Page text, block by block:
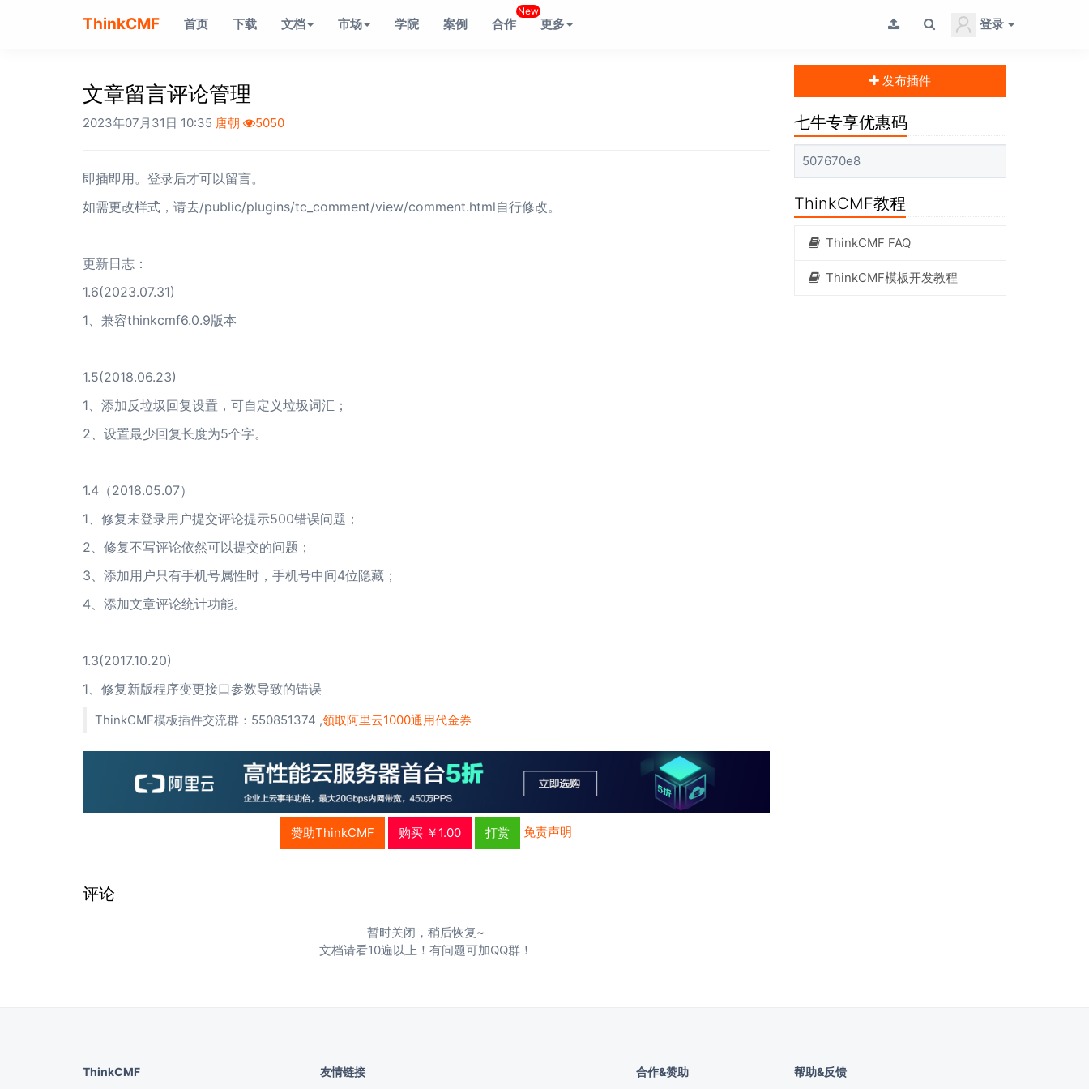
ThinkCMF 首页 下载 文档 市场 学院 案例 合作
New
更多 登录
文章留言评论管理
2023年07月31日 10:35 唐朝 5050
即插即用。登录后才可以留言。
如需更改样式，请去/public/plugins/tc_comment/view/comment.html自行修改。
更新日志：
1.6(2023.07.31)
1、兼容thinkcmf6.0.9版本
1.5(2018.06.23)
1、添加反垃圾回复设置，可自定义垃圾词汇；
2、设置最少回复长度为5个字。
1.4（2018.05.07）
1、修复未登录用户提交评论提示500错误问题；
2、修复不写评论依然可以提交的问题；
3、添加用户只有手机号属性时，手机号中间4位隐藏；
4、添加文章评论统计功能。
1.3(2017.10.20)
1、修复新版程序变更接口参数导致的错误
ThinkCMF模板插件交流群：550851374 ,领取阿里云1000通用代金券
赞助ThinkCMF 购买 ￥1.00 打赏 免责声明
评论
暂时关闭，稍后恢复~
文档请看10遍以上！有问题可加QQ群！
发布插件
七牛专享优惠码
507670e8
ThinkCMF教程
ThinkCMF FAQ
ThinkCMF模板开发教程
ThinkCMF 友情链接 合作&赞助 帮助&反馈